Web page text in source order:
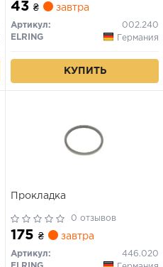
43 ₴ завтра
Артикул:
002.240
ELRING
Германия
КУПИТЬ
Прокладка
0 отзывов
175 ₴ завтра
Артикул:
446.020